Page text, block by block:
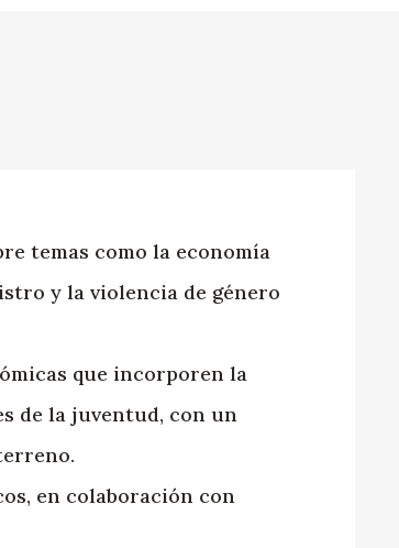
temas como la economía
y la violencia de género
que incorporen la
de la juventud, con un
en colaboración con